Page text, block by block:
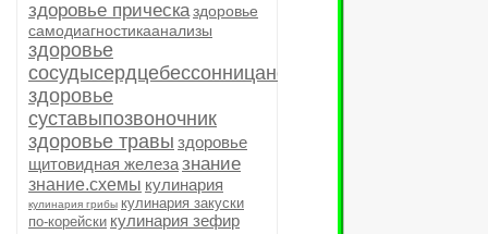
здоровье прическаздоровье
самодиагностикаанализы
здоровье
сосудысердцебессонницанервыиммунитет
здоровье
суставыпозвоночник
здоровье травы здоровье
щитовидная железазнание
знание.схемы кулинария
кулинария грибы кулинария закуски
по-корейски кулинария зефир